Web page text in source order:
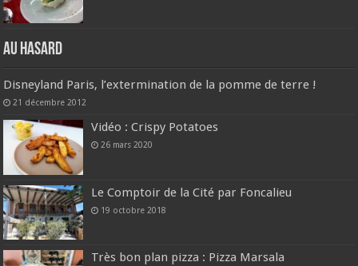
Au hasard
Disneyland Paris, l’extermination de la pomme de terre !
21 décembre 2012
Vidéo : Crispy Potatoes
26 mars 2020
Le Comptoir de la Cité par Foncalieu
19 octobre 2018
Très bon plan pizza : Pizza Marsala